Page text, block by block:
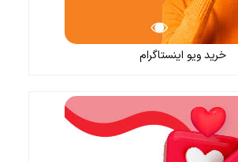
خرید ویو اینستاگرام